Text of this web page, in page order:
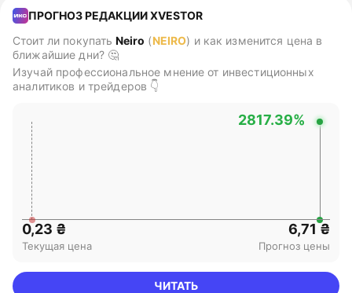
ПРОГНОЗ РЕДАКЦИИ XVESTOR
Стоит ли покупать Neiro (NEIRO) и как изменится цена в
ближайшие дни? 🤔
Изучай профессиональное мнение от инвестиционных
аналитиков и трейдеров 👇
2817.39%
0,23 ₴
Текущая цена
6,71 ₴
Прогноз цены
ЧИТАТЬ